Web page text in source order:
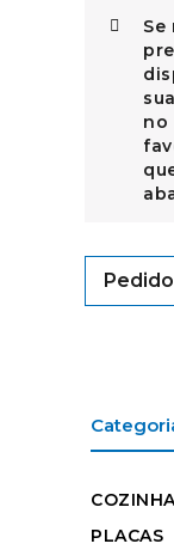
Se
no
PLACAS